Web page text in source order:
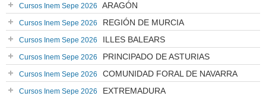
Cursos Inem Sepe 2026 ARAGÓN
Cursos Inem Sepe 2026 REGIÓN DE MURCIA
Cursos Inem Sepe 2026 ILLES BALEARS
Cursos Inem Sepe 2026 PRINCIPADO DE ASTURIAS
Cursos Inem Sepe 2026 COMUNIDAD FORAL DE NAVARRA
Cursos Inem Sepe 2026 EXTREMADURA